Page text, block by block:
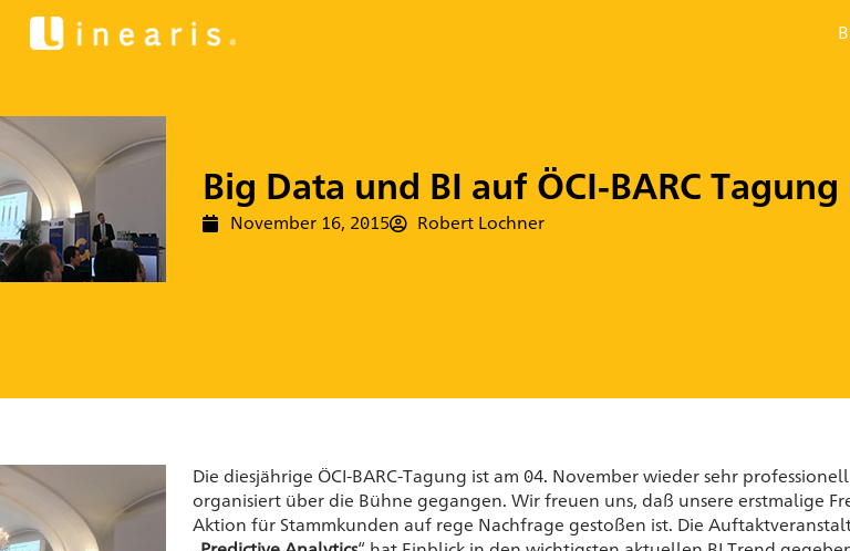
Big Data und BI auf ÖCI-BARC
November 16, 2015 Robert Lochner
Die diesjährige ÖCI-BARC-Tagung ist am 04. November wieder sehr professionell
organisiert über die Bühne gegangen. Wir freuen uns, daß unsere erstmalige
Aktion für Stammkunden auf rege Nachfrage gestoßen ist. Die